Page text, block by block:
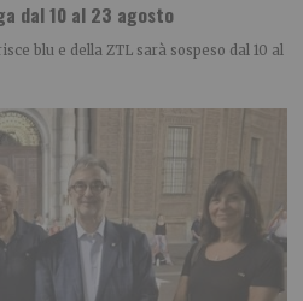
dal 10 al 23 agosto
blu e della ZTL sarà sospeso dal 10 al